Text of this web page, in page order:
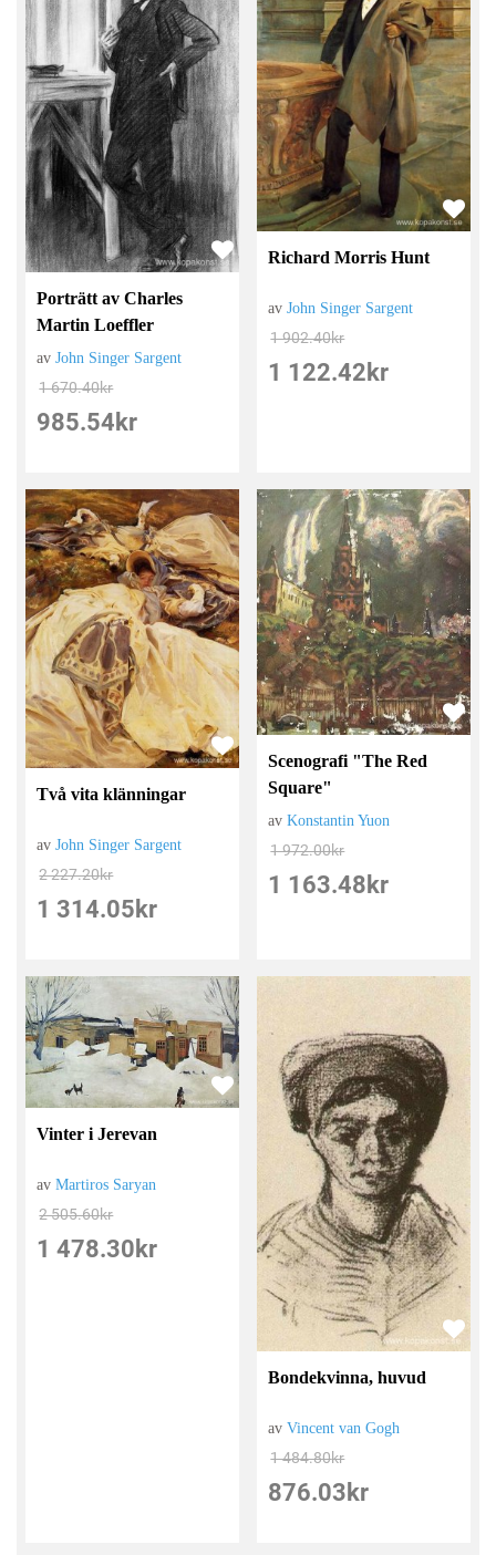
Porträtt av Charles
Martin Loeffler
avJohn Singer Sargent
1 670.40kr
985.54 kr
Richard Morris Hunt
avJohn Singer Sargent
1 902.40kr
1 122.42 kr
Två vita klänningar
avJohn Singer Sargent
2 227.20kr
1 314.05 kr
Scenografi "The Red
Square"
avKonstantin Yuon
1 972.00kr
1 163.48 kr
Vinter i Jerevan
avMartiros Saryan
2 505.60kr
1 478.30 kr
Bondekvinna, huvud
avVincent van Gogh
1 484.80kr
876.03 kr